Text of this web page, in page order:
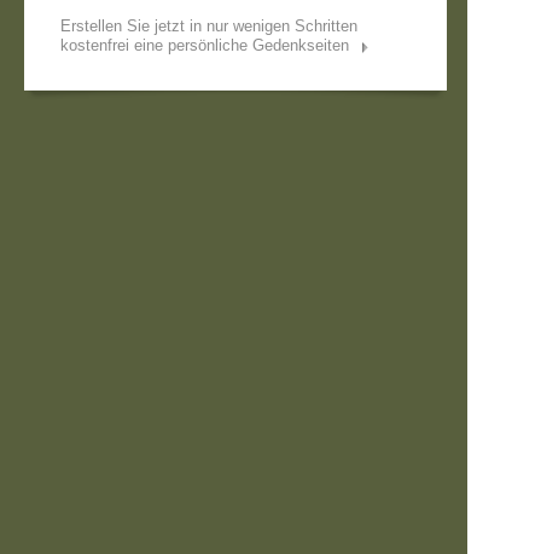
Erstellen Sie jetzt in nur wenigen Schritten
kostenfrei eine persönliche Gedenkseiten